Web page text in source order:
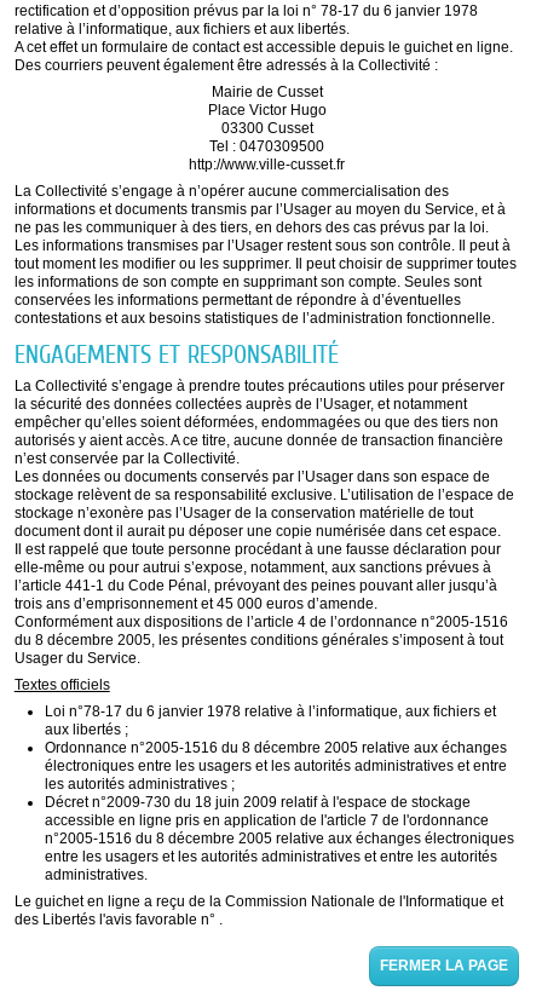
rectification et d’opposition prévus par la loi n° 78-17 du 6 janvier 1978
relative à l’informatique, aux fichiers et aux libertés.
A cet effet un formulaire de contact est accessible depuis le guichet en ligne.
Des courriers peuvent également être adressés à la Collectivité :
Mairie de Cusset
Place Victor Hugo
03300 Cusset
Tel : 0470309500
http://www.ville-cusset.fr
La Collectivité s’engage à n’opérer aucune commercialisation des
informations et documents transmis par l’Usager au moyen du Service, et à
ne pas les communiquer à des tiers, en dehors des cas prévus par la loi.
Les informations transmises par l’Usager restent sous son contrôle. Il peut à
tout moment les modifier ou les supprimer. Il peut choisir de supprimer toutes
les informations de son compte en supprimant son compte. Seules sont
conservées les informations permettant de répondre à d’éventuelles
contestations et aux besoins statistiques de l’administration fonctionnelle.
ENGAGEMENTS ET RESPONSABILITÉ
La Collectivité s’engage à prendre toutes précautions utiles pour préserver
la sécurité des données collectées auprès de l’Usager, et notamment
empêcher qu’elles soient déformées, endommagées ou que des tiers non
autorisés y aient accès. A ce titre, aucune donnée de transaction financière
n’est conservée par la Collectivité.
Les données ou documents conservés par l’Usager dans son espace de
stockage relèvent de sa responsabilité exclusive. L’utilisation de l’espace de
stockage n’exonère pas l’Usager de la conservation matérielle de tout
document dont il aurait pu déposer une copie numérisée dans cet espace.
Il est rappelé que toute personne procédant à une fausse déclaration pour
elle-même ou pour autrui s’expose, notamment, aux sanctions prévues à
l’article 441-1 du Code Pénal, prévoyant des peines pouvant aller jusqu’à
trois ans d’emprisonnement et 45 000 euros d’amende.
Conformément aux dispositions de l’article 4 de l’ordonnance n°2005-1516
du 8 décembre 2005, les présentes conditions générales s’imposent à tout
Usager du Service.
Textes officiels
Loi n°78-17 du 6 janvier 1978 relative à l’informatique, aux fichiers et
aux libertés ;
Ordonnance n°2005-1516 du 8 décembre 2005 relative aux échanges
électroniques entre les usagers et les autorités administratives et entre
les autorités administratives ;
Décret n°2009-730 du 18 juin 2009 relatif à l'espace de stockage
accessible en ligne pris en application de l'article 7 de l'ordonnance
n°2005-1516 du 8 décembre 2005 relative aux échanges électroniques
entre les usagers et les autorités administratives et entre les autorités
administratives.
Le guichet en ligne a reçu de la Commission Nationale de l'Informatique et
des Libertés l'avis favorable n° .
FERMER LA PAGE